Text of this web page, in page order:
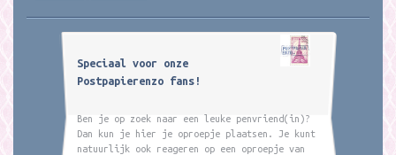
Speciaal voor onze
Postpapierenzo fans!
Ben je op zoek naar een leuke penvriend(in)?
Dan kun je hier je oproepje plaatsen. Je kunt
natuurlijk ook reageren op een oproepje van